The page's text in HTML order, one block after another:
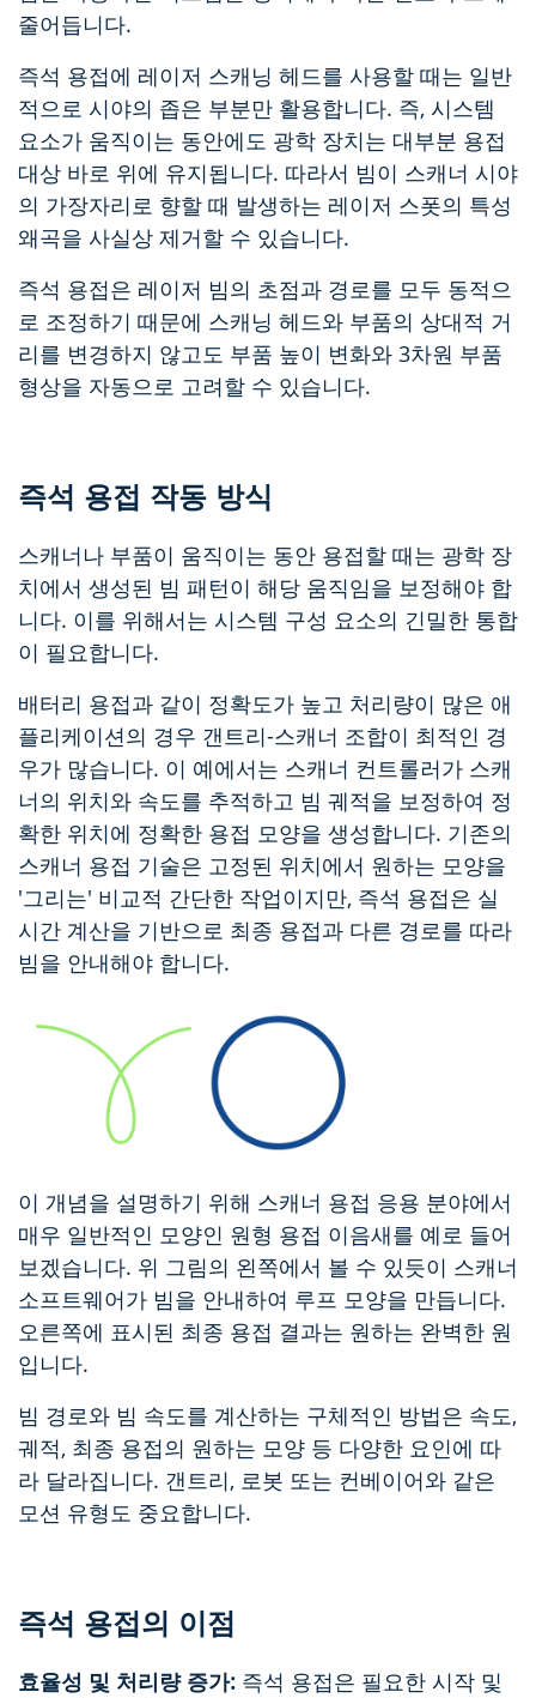
줄어듭니다.
즉석 용접에 레이저 스캐닝 헤드를 사용할 때는 일반
적으로 시야의 좁은 부분만 활용합니다. 즉, 시스템
요소가 움직이는 동안에도 광학 장치는 대부분 용접
대상 바로 위에 유지됩니다. 따라서 빔이 스캐너 시야
의 가장자리로 향할 때 발생하는 레이저 스폿의 특성
왜곡을 사실상 제거할 수 있습니다.
즉석 용접은 레이저 빔의 초점과 경로를 모두 동적으
로 조정하기 때문에 스캐닝 헤드와 부품의 상대적 거
리를 변경하지 않고도 부품 높이 변화와 3차원 부품
형상을 자동으로 고려할 수 있습니다.
즉석 용접 작동 방식
스캐너나 부품이 움직이는 동안 용접할 때는 광학 장
치에서 생성된 빔 패턴이 해당 움직임을 보정해야 합
니다. 이를 위해서는 시스템 구성 요소의 긴밀한 통합
이 필요합니다.
배터리 용접과 같이 정확도가 높고 처리량이 많은 애
플리케이션의 경우 갠트리-스캐너 조합이 최적인 경
우가 많습니다. 이 예에서는 스캐너 컨트롤러가 스캐
너의 위치와 속도를 추적하고 빔 궤적을 보정하여 정
확한 위치에 정확한 용접 모양을 생성합니다. 기존의
스캐너 용접 기술은 고정된 위치에서 원하는 모양을
'그리는' 비교적 간단한 작업이지만, 즉석 용접은 실
시간 계산을 기반으로 최종 용접과 다른 경로를 따라
빔을 안내해야 합니다.
이 개념을 설명하기 위해 스캐너 용접 응용 분야에서
매우 일반적인 모양인 원형 용접 이음새를 예로 들어
보겠습니다. 위 그림의 왼쪽에서 볼 수 있듯이 스캐너
소프트웨어가 빔을 안내하여 루프 모양을 만듭니다.
오른쪽에 표시된 최종 용접 결과는 원하는 완벽한 원
입니다.
빔 경로와 빔 속도를 계산하는 구체적인 방법은 속도,
궤적, 최종 용접의 원하는 모양 등 다양한 요인에 따
라 달라집니다. 갠트리, 로봇 또는 컨베이어와 같은
모션 유형도 중요합니다.
즉석 용접의 이점
효율성 및 처리량 증가: 즉석 용접은 필요한 시작 및